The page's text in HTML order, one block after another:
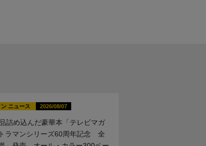
ニュース 2026/08/07
詰め込んだ豪華本「テレビマガ
ラマンシリーズ60周年記念 全